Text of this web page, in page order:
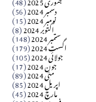
ہے؟ از،،، ظہیرالدین
دسمبر 2024 (56) نومبر 2024 (15) اکتوبر 2024 (8) ستمبر 2024 (148) اگست 2024 (179) جولائی 2024 (105) جون 2024 (17) مئی 2024 (89) اپریل 2024 (85) مارچ 2024 (45)